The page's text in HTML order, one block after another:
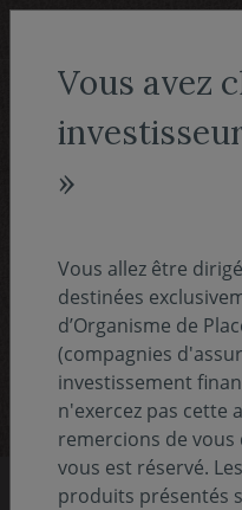
Aller au menu
Aller au contenu
Conseillers
patrimoine
Covéa Finance est
Covéa, groupe
MMA et GMF.
Vous avez
»
Vous allez être
destinées
d’Organisme de
(compagnies
investissement
n'exercez pas cette
remercions de
vous est réservé.
produits présentés